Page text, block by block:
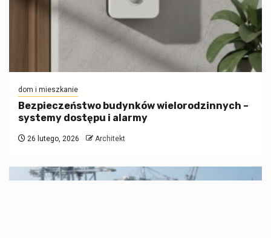
dom i mieszkanie
Bezpieczeństwo budynków wielorodzinnych –
systemy dostępu i alarmy
26 lutego, 2026 Architekt